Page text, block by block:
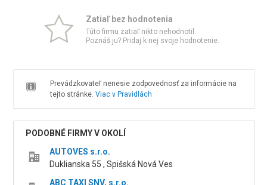
Zatiaľ bez hodnotenia
Túto firmu zatiaľ nikto nehodnotil.
Poznáš ju? Pridaj k nej svoje hodnotenie.
Prevádzkovateľ nenesie zodpovednosť za informácie na
tejto stránke. Viac v Pravidlách
PODOBNÉ FIRMY V OKOLÍ
AUTOVES s.r.o.
Duklianska 55 , Spišská Nová Ves
ABC TAXI SNV, s.r.o.